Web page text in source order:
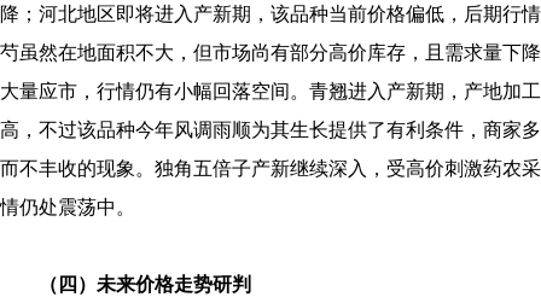
降；河北地区即将进入产新期，该品种当前价格偏低，后期行
芍虽然在地面积不大，但市场尚有部分高价库存，且需求量下
大量应市，行情仍有小幅回落空间。青翘进入产新期，产地加
高，不过该品种今年风调雨顺为其生长提供了有利条件，商家
而不丰收的现象。独角五倍子产新继续深入，受高价刺激药农
情仍处震荡中。
（四）未来价格走势研判